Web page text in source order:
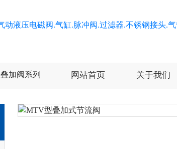
网站首页 关于我们
叠加阀系列